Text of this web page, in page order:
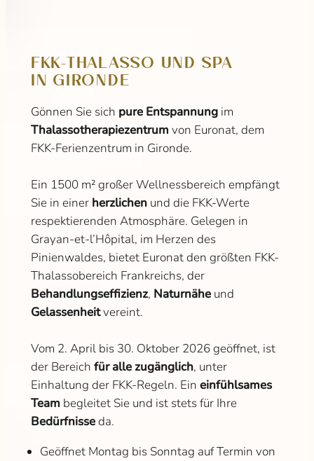
FKK-THALASSO UND SPA
IN GIRONDE
Gönnen Sie sich pure Entspannungim
Thalassotherapiezentrum von Euronat, dem
FKK-Ferienzentrum in Gironde.
Ein 1500 m² großer Wellnessbereich empfängt
Sie in einer herzlichenund die FKK-Werte
respektierenden Atmosphäre. Gelegen in
Grayan-et-l’Hôpital, im Herzen des
Pinienwaldes, bietet Euronat den größten FKK-
Thalassobereich Frankreichs, der
Behandlungseffizienz, Naturnäheund
Gelassenheitvereint.
Vom 2. April bis 30. Oktober 2026 geöffnet, ist
der Bereich für alle zugänglich, unter
Einhaltung der FKK-Regeln. Ein einfühlsames
Team begleitet Sie und ist stets für Ihre
Bedürfnisseda.
Geöffnet Montag bis Sonntag auf Termin von